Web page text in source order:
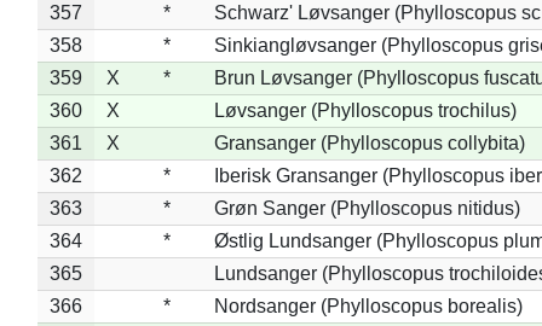
357
*
Schwarz' Løvsanger (Phylloscopus
358
*
Sinkiangløvsanger (Phylloscopus
359
X *
Brun Løvsanger (Phylloscopus
360
X
Løvsanger (Phylloscopus trochilus)
361
X
Gransanger (Phylloscopus collybita)
362
*
Iberisk Gransanger (Phylloscopus
363
*
Grøn Sanger (Phylloscopus nitidus)
364
*
Østlig Lundsanger (Phylloscopus
365
Lundsanger (Phylloscopus
366
*
Nordsanger (Phylloscopus borealis)